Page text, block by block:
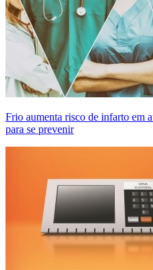
Frio aumenta risco de infarto em
para se prevenir